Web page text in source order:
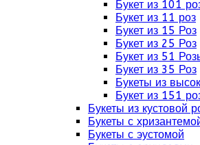
Букет из 101
Букет из 11 роз
Букет из 15 Роз
Букет из 25 Роз
Букет из 51
Букет из 35 Роз
Букеты из
Букет из 151
Букеты из кустовой
Букеты с
Букеты с эустомой